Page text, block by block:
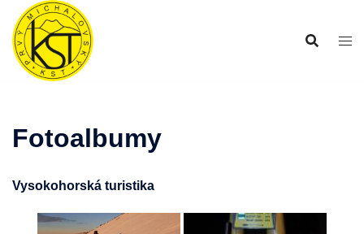
Preskočiť
obsah
Fotoalbumy
Vysokohorská turistika